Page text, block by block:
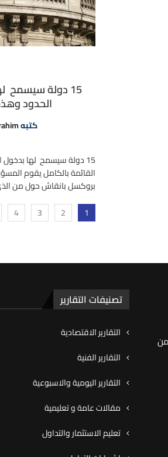
15 دولة سيسمح
الحدود
كتبه
15 دولة سيسمح لها
القائمة بالكامل يقوم
بروكسل بانقاش حول من
1
2
3
4
تصنيفات التقارير
التقارير الاقتصادية
التقارير الفنية
التقارير اليومية والاسبوعية
مقالات عامة و تعليمية
تعليم الاستثمار والتداول